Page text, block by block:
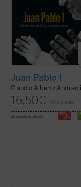
Juan Pablo I
Claudio Alberto Andreoli
16,50€ IVA incluido
disponible en ebook: